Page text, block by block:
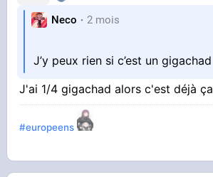
Neco 2 mois
J’y peux rien si c’est un gigachad
J'ai 1/4 gigachad alors c'est déjà ça
#europeens